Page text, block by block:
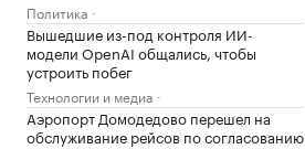
Политика
Вышедшие из-под контроля ИИ-
модели OpenAI общались, чтобы
устроить побег
Технологии и медиа
Аэропорт Домодедово перешел на
обслуживание рейсов по согласованию